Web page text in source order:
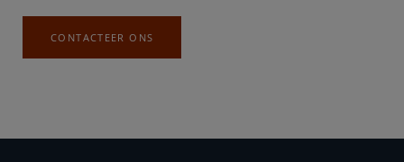
CONTACTEER ONS